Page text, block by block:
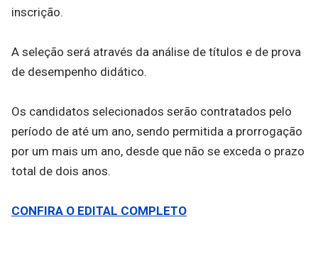
inscrição.
A seleção será através da análise de títulos e de prova
de desempenho didático.
Os candidatos selecionados serão contratados pelo
período de até um ano, sendo permitida a prorrogação
por um mais um ano, desde que não se exceda o prazo
total de dois anos.
CONFIRA O EDITAL COMPLETO